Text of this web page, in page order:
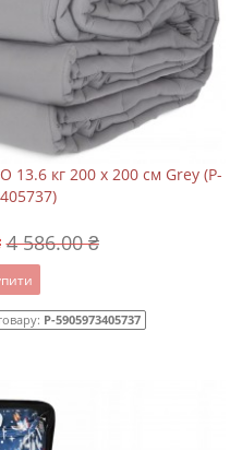
13.6 кг 200 x 200 см Grey (P-
4 586.00 ₴
P-5905973405737